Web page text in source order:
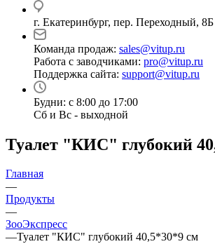
г. Екатеринбург, пер. Переходный,
Команда продаж: sales@vitup.ru
Работа с заводчиками: pro@vitup.ru
Поддержка сайта: support@vitup.ru
Будни: с 8:00 до 17:00
Сб и Вс - выходной
Туалет "КИС" глубокий
Главная
—
Продукты
—
ЗооЭкспресс
—Туалет "КИС" глубокий 40,5*30*9 см